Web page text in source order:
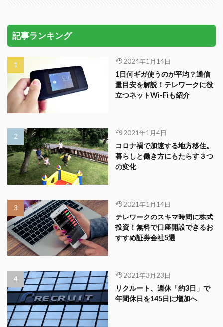
記事ランキング
2024年1月14日
1日何ギガ使うのが平均？通信
量目安を解説！テレワークに役
立つネットWi-Fiも紹介
2021年1月4日
コロナ禍で加速する地方移住。
暮らしと働き方にもたらす３つ
の変化
2021年1月14日
テレワークのスキマ時間に株式
投資！無料で口座開設できるお
すすめ証券会社5選
2021年3月23日
リクルート、週休「約3日」で
年間休日を145日に増加へ